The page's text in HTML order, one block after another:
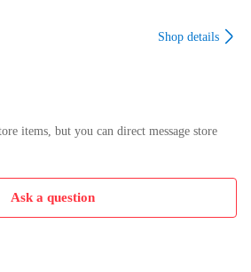
Shop details
items, but you can direct message store
Ask a question